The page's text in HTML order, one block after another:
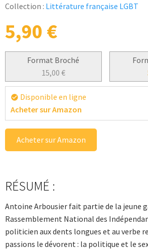
Collection : Littérature française LGBT
5,90 €
Format Broché
15,00 €
check_circle Disponible en ligne
Acheter sur Amazon
Acheter sur Amazon
RÉSUMÉ :
Antoine Arbousier fait partie de la jeune
Rassemblement National des
politicien aux dents longues et au verbe
passions le dévorent : la politique et le